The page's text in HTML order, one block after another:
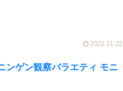
2022.11.22
ンゲン観察バラエティ モニ